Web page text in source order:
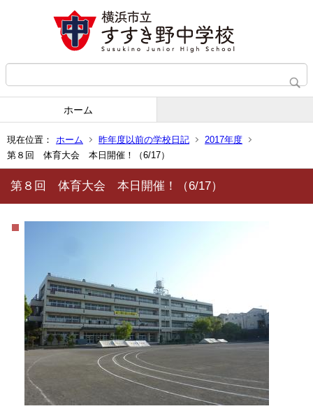
ホーム
現在位置： ホーム 昨年度以前の学校日記
2017年度
第８回 体育大会 本日開催！（6/17）
第８回 体育大会 本日開催！（6/17）